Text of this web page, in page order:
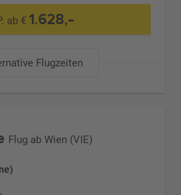
ab € 1.628,-
Flugzeiten
Flug ab Wien (VIE)